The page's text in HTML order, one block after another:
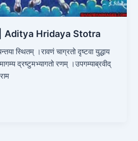
| Aditya Hridaya Stotra
स्थितम् ।रावणं चाग्रतो दृष्टवा युद्धाय
द्रष्टुमभ्यागतो रणम् ।उपगम्याब्रवीद्